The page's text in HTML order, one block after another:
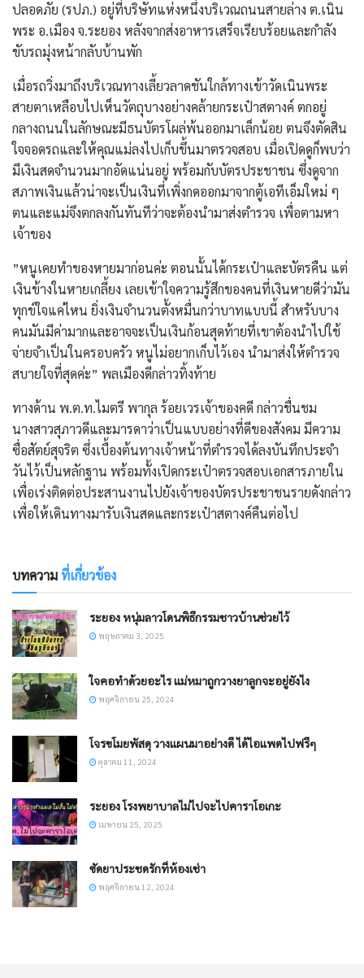
ปลอดภัย (รปภ.) อยู่ที่บริษัทแห่งหนึ่งบริเวณถนนสายล่าง ต.เนิน
พระ อ.เมือง จ.ระยอง หลังจากส่งอาหารเสร็จเรียบร้อยและกำลัง
ขับรถมุ่งหน้ากลับบ้านพัก
​เมื่อรถวิ่งมาถึงบริเวณทางเลี้ยวลาดชันใกล้ทางเข้าวัดเนินพระ
สายตาเหลือบไปเห็นวัตถุบางอย่างคล้ายกระเป๋าสตางค์ ตกอยู่
กลางถนนในลักษณะมีธนบัตรโผล่พ้นออกมาเล็กน้อย ตนจึงตัดสิน
ใจจอดรถและให้คุณแม่ลงไปเก็บขึ้นมาตรวจสอบ เมื่อเปิดดูก็พบว่า
มีเงินสดจำนวนมากอัดแน่นอยู่ พร้อมกับบัตรประชาชน ซึ่งดูจาก
สภาพเงินแล้วน่าจะเป็นเงินที่เพิ่งกดออกมาจากตู้เอทีเอ็มใหม่ ๆ
ตนและแม่จึงตกลงกันทันทีว่าจะต้องนำมาส่งตำรวจ เพื่อตามหา
เจ้าของ
​”หนูเคยทำของหายมาก่อนค่ะ ตอนนั้นได้กระเป๋าและบัตรคืน แต่
เงินข้างในหายเกลี้ยง เลยเข้าใจความรู้สึกของคนที่เงินหายดีว่ามัน
ทุกข์ใจแค่ไหน ยิ่งเงินจำนวนตั้งหมื่นกว่าบาทแบบนี้ สำหรับบาง
คนมันมีค่ามากและอาจจะเป็นเงินก้อนสุดท้ายที่เขาต้องนำไปใช้
จ่ายจำเป็นในครอบครัว หนูไม่อยากเก็บไว้เอง นำมาส่งให้ตำรวจ
สบายใจที่สุดค่ะ” พลเมืองดีกล่าวทิ้งท้าย
​ทางด้าน พ.ต.ท.ไมตรี พากุล ร้อยเวรเจ้าของคดี กล่าวชื่นชม
นางสาวสุภาวดีและมารดาว่าเป็นแบบอย่างที่ดีของสังคม มีความ
ซื่อสัตย์สุจริต ซึ่งเบื้องต้นทางเจ้าหน้าที่ตำรวจได้ลงบันทึกประจำ
วันไว้เป็นหลักฐาน พร้อมทั้งเปิดกระเป๋าตรวจสอบเอกสารภายใน
เพื่อเร่งติดต่อประสานงานไปยังเจ้าของบัตรประชาชนรายดังกล่าว
เพื่อให้เดินทางมารับเงินสดและกระเป๋าสตางค์คืนต่อไป
บทความที่เกี่ยวข้อง
ระยอง หนุ่มลาวโดนพิธีกรรมชาวบ้านช่วยไว้
พฤษภาคม 3, 2025
ใจคอทำด้วยอะไร แม่หมาถูกวางยาลูกจะอยู่ยังไง
พฤศจิกายน 25, 2024
โจรขโมยพัสดุ วางแผนมาอย่างดี ได้ไอแพดไปฟรีๆ
ตุลาคม 11, 2024
ระยอง โรงพยาบาลไม่ไปจะไปคาราโอเกะ
เมษายน 25, 2025
ซัดยาประชดรักที่ห้องเช่า
พฤศจิกายน 12, 2024